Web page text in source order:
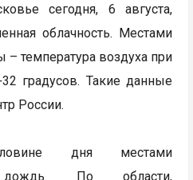
сегодня, 6 августа,
облачность. Местами
температура воздуха при
градусов. Такие данные
России.
дня местами
дождь. По области,